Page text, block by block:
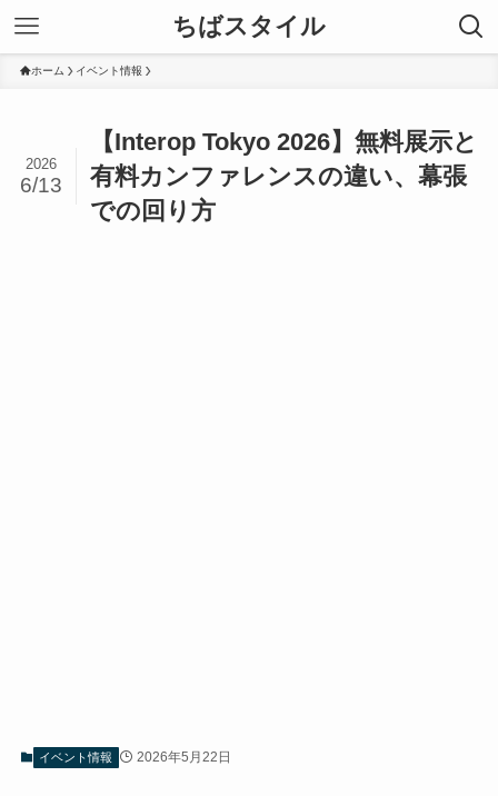
ちばスタイル
ホーム イベント情報
【Interop Tokyo 2026】無料展示と
有料カンファレンスの違い、幕張
での回り方
2026
6/13
イベント情報 2026年5月22日